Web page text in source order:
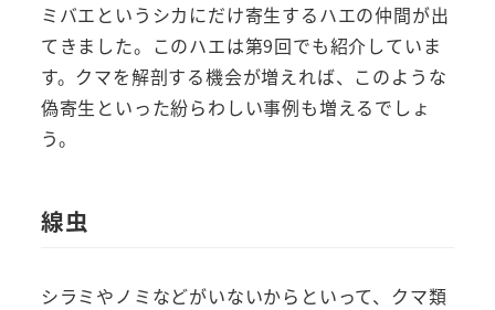
ミバエというシカにだけ寄生するハエの仲間が出
てきました。このハエは第9回でも紹介していま
す。クマを解剖する機会が増えれば、このような
偽寄生といった紛らわしい事例も増えるでしょ
う。
線虫
シラミやノミなどがいないからといって、クマ類